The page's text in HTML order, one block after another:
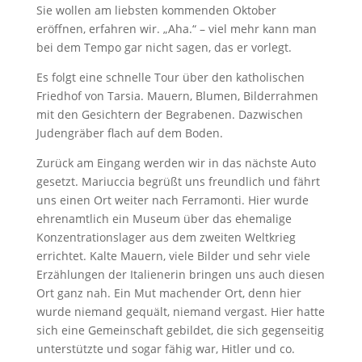
Sie wollen am liebsten kommenden Oktober
eröffnen, erfahren wir. „Aha.“ – viel mehr kann man
bei dem Tempo gar nicht sagen, das er vorlegt.
Es folgt eine schnelle Tour über den katholischen
Friedhof von Tarsia. Mauern, Blumen, Bilderrahmen
mit den Gesichtern der Begrabenen. Dazwischen
Judengräber flach auf dem Boden.
Zurück am Eingang werden wir in das nächste Auto
gesetzt. Mariuccia begrüßt uns freundlich und fährt
uns einen Ort weiter nach Ferramonti. Hier wurde
ehrenamtlich ein Museum über das ehemalige
Konzentrationslager aus dem zweiten Weltkrieg
errichtet. Kalte Mauern, viele Bilder und sehr viele
Erzählungen der Italienerin bringen uns auch diesen
Ort ganz nah. Ein Mut machender Ort, denn hier
wurde niemand gequält, niemand vergast. Hier hatte
sich eine Gemeinschaft gebildet, die sich gegenseitig
unterstützte und sogar fähig war, Hitler und co.